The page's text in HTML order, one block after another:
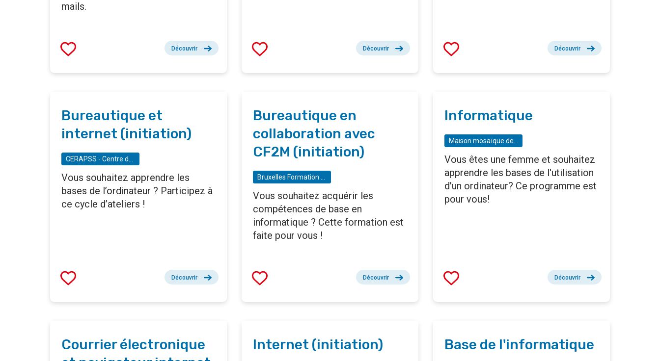
mails.
Découvrir Découvrir Découvrir
Bureautique et
internet (initiation)
CERAPSS - Centre de Recherche et d'Action pour des projets en Social-Santé
Vous souhaitez apprendre les
bases de l’ordinateur ? Participez à
ce cycle d’ateliers !
Découvrir
Bureautique en
collaboration avec
CF2M (initiation)
Bruxelles Formation - BF tremplin - Gare Maritime
Vous souhaitez acquérir les
compétences de base en
informatique ? Cette formation est
faite pour vous !
Découvrir
Informatique
Maison mosaïque de Vie Féminine - Laeken
Vous êtes une femme et souhaitez
apprendre les bases de l'utilisation
d'un ordinateur? Ce programme est
pour vous!
Découvrir
Courrier électronique
Internet (initiation) Base de l'informatique